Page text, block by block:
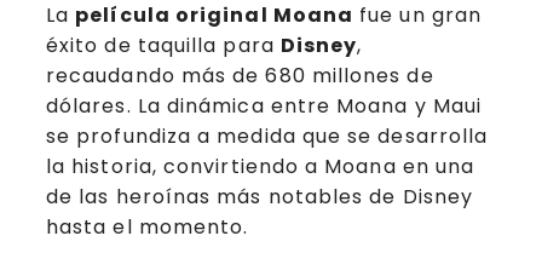
La película original Moana fue un gran
éxito de taquilla para Disney,
recaudando más de 680 millones de
dólares. La dinámica entre Moana y Maui
se profundiza a medida que se desarrolla
la historia, convirtiendo a Moana en una
de las heroínas más notables de Disney
hasta el momento.